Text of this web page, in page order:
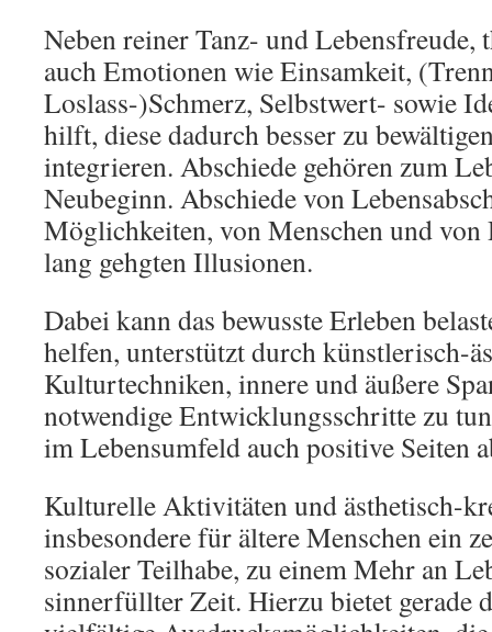
Neben reiner Tanz- und Lebensfreude,
auch Emotionen wie Einsamkeit,
Loslass-)Schmerz, Selbstwert- sowie
hilft, diese dadurch besser zu
integrieren. Abschiede gehören zum
Neubeginn. Abschiede von
Möglichkeiten, von Menschen und von
lang gehgten Illusionen.
Dabei kann das bewusste Erleben
helfen, unterstützt durch künstlerisch-
Kulturtechniken, innere und äußere
notwendige Entwicklungsschritte zu
im Lebensumfeld auch positive Seiten
Kulturelle Aktivitäten und ästhetisch-
insbesondere für ältere Menschen ein
sozialer Teilhabe, zu einem Mehr an
sinnerfüllter Zeit. Hierzu bietet gerade